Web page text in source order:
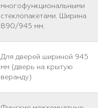
многофункциональными
стеклопакетами. Ширина
890/945 мм.
Для дверей шириной 945
мм (дверь на крытую
веранду)